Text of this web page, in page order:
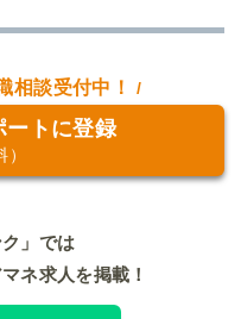
相談受付中！
ートに登録
」では
ネ求人を掲載！